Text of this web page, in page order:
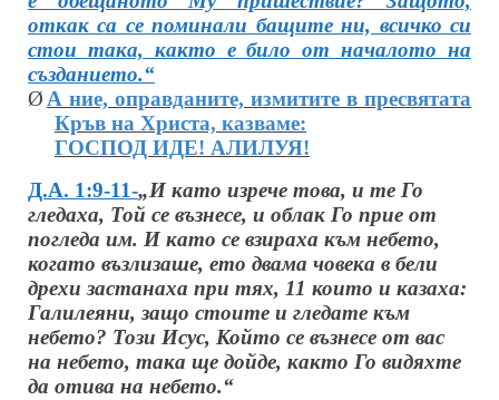
откак са се поминали бащите ни, всичко си
стои така, както е било от началото на
създанието.“
ØА ние, оправданите, измитите в пресвятата
Кръв на Христа, казваме:
ГОСПОД ИДЕ! АЛИЛУЯ!
Д.А. 1:9-11-„И като изрече това, и те Го
гледаха, Той се възнесе, и облак Го прие от
погледа им. И като се взираха към небето,
когато възлизаше, ето двама човека в бели
дрехи застанаха при тях, 11 които и казаха:
Галилеяни, защо стоите и гледате към
небето? Този Исус, Който се възнесе от вас
на небето, така ще дойде, както Го видяхте
да отива на небето.“